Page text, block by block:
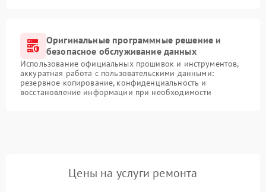
Оригинальные программные решение и
безопасное обслуживание данных
Использование официальных прошивок и инструментов,
аккуратная работа с пользовательскими данными:
резервное копирование, конфиденциальность и
восстановление информации при необходимости
Цены на услуги ремонта